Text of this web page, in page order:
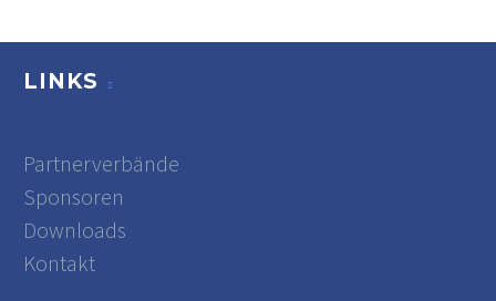
LINKS
Partnerverbände
Sponsoren
Downloads
Kontakt